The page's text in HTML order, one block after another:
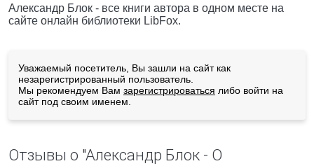
Александр Блок - все книги автора в одном месте на
сайте онлайн библиотеки LibFox.
Уважаемый посетитель, Вы зашли на сайт как
незарегистрированный пользователь.
Мы рекомендуем Вам зарегистрироваться либо войти на
сайт под своим именем.
Отзывы о "Александр Блок - О